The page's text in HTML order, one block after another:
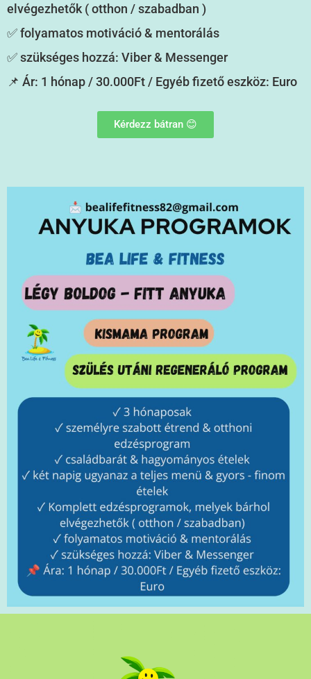
elvégezhetők ( otthon / szabadban )
✅ folyamatos motiváció & mentorálás
✅ szükséges hozzá: Viber & Messenger
📌 Ár: 1 hónap / 30.000Ft / Egyéb fizető eszköz: Euro
Kérdezz bátran 😊